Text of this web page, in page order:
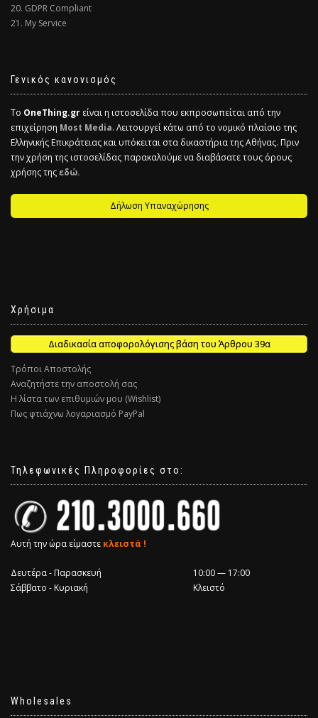
20. GDPR Compliant
21. My Service
Γενικός κανονισμός
Το OneThing.gr είναι η ιστοσελίδα που εκπροσωπείται από την
επιχείρηση Most Media. Λειτουργεί κάτω από το νομικό πλαίσιο της
Ελληνικής Επικράτειας και υπόκειται στα δικαστήρια της Αθήνας. Πριν
την χρήση της ιστοσελίδας παρακαλούμε να διαβάσατε τους όρους
χρήσης τηςεδώ.
Δήλωση Υπαναχώρησης
Χρήσιμα
Διαδικασία αποφορολόγισης βάση του Άρθρου 39α
Τρόποι Αποστολής
Αναζητήστε την αποστολή σας
Η λίστα των επιθυμιών μου (Wishlist)
Πως φτιάχνω λογαριασμό PayPal
Τηλεφωνικές Πληροφορίες στο:
Αυτή την ώρα είμαστε κλειστά !
Δευτέρα - Παρασκευή
10:00 — 17:00
Σάββατο - Κυριακή
Κλειστό
Wholesales